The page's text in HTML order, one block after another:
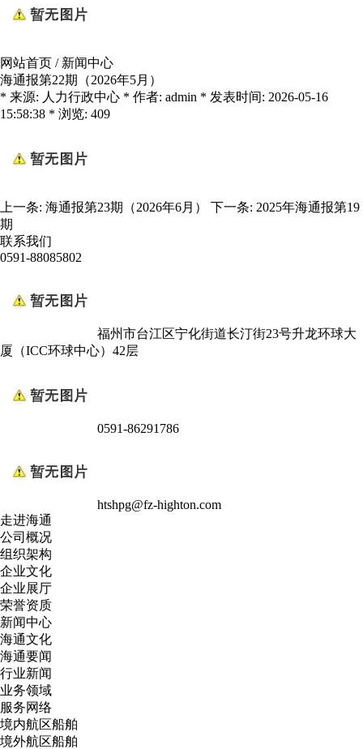
网站首页 / 新闻中心
海通报第22期（2026年5月）
* 来源: 人力行政中心 * 作者: admin * 发表时间: 2026-05-16
15:58:38 * 浏览: 409
上一条: 海通报第23期（2026年6月） 下一条: 2025年海通报第19
期
联系我们
0591-88085802
福州市台江区宁化街道长汀街23号升龙环球大
厦（ICC环球中心）42层
0591-86291786
htshpg@fz-highton.com
走进海通
公司概况
组织架构
企业文化
企业展厅
荣誉资质
新闻中心
海通文化
海通要闻
行业新闻
业务领域
服务网络
境内航区船舶
境外航区船舶